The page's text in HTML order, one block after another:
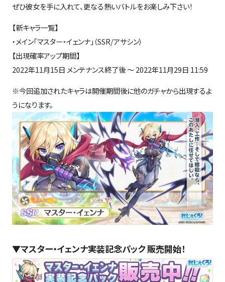
ぜひ彼女を手に入れて、更なる熱いバトルをお楽しみ下さい！
【新キャラ一覧】
・メイン「マスター・イェンナ」（SSR/アサシン）
【出現確率アップ期間】
2022年11月15日 メンテナンス終了後 ～ 2022年11月29日 11:59
※今回追加されたキャラは開催期間後に他のガチャから出現するよ
うになります。
▼マスター・イェンナ実装記念パック 販売開始！